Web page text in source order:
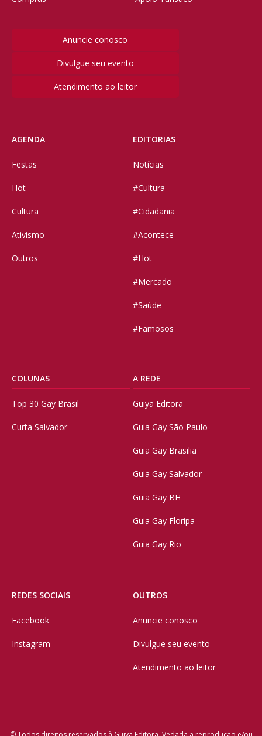
Anuncie conosco
Divulgue seu evento
Atendimento ao leitor
AGENDA
Festas
Hot
Cultura
Ativismo
Outros
EDITORIAS
Notícias
#Cultura
#Cidadania
#Acontece
#Hot
#Mercado
#Saúde
#Famosos
COLUNAS
Top 30 Gay Brasil
Curta Salvador
A REDE
Guiya Editora
Guia Gay São Paulo
Guia Gay Brasilia
Guia Gay Salvador
Guia Gay BH
Guia Gay Floripa
Guia Gay Rio
REDES SOCIAIS
Facebook
Instagram
OUTROS
Anuncie conosco
Divulgue seu evento
Atendimento ao leitor